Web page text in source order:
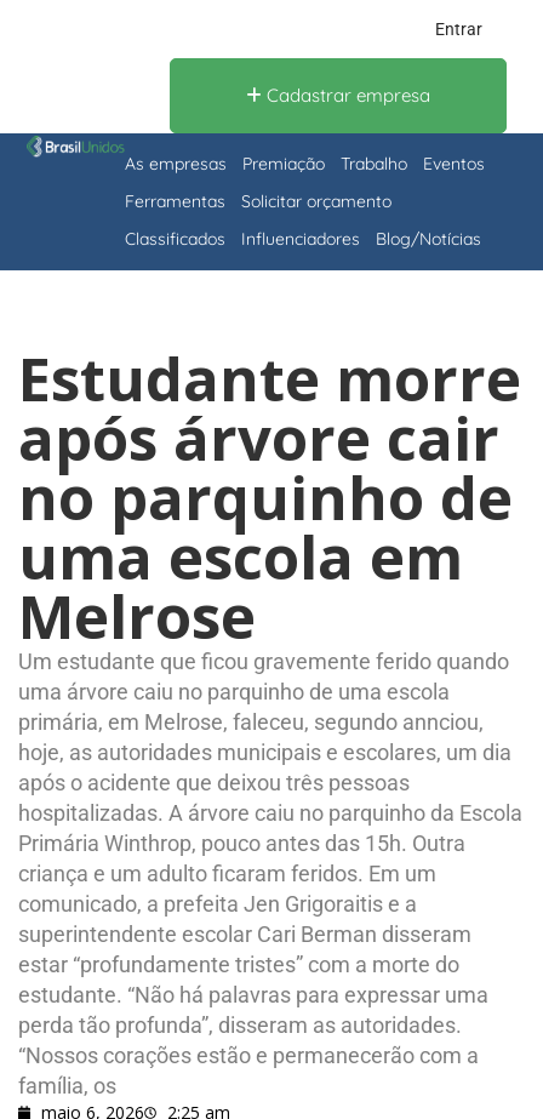
Entrar
Cadastrar empresa
As empresas Premiação Trabalho
Eventos
Ferramentas
Solicitar orçamento
Classificados
Influenciadores Blog/Notícias
Estudante morre
após árvore cair
no parquinho de
uma escola em
Melrose
Um estudante que ficou gravemente ferido quando
uma árvore caiu no parquinho de uma escola
primária, em Melrose, faleceu, segundo annciou,
hoje, as autoridades municipais e escolares, um dia
após o acidente que deixou três pessoas
hospitalizadas. A árvore caiu no parquinho da Escola
Primária Winthrop, pouco antes das 15h. Outra
criança e um adulto ficaram feridos. Em um
comunicado, a prefeita Jen Grigoraitis e a
superintendente escolar Cari Berman disseram
estar “profundamente tristes” com a morte do
estudante. “Não há palavras para expressar uma
perda tão profunda”, disseram as autoridades.
“Nossos corações estão e permanecerão com a
família, os
maio 6, 2026 2:25 am